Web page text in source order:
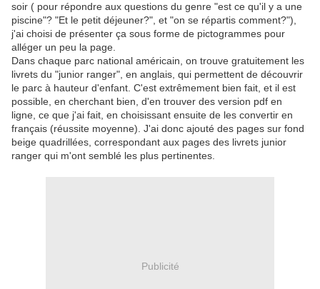
soir ( pour répondre aux questions du genre "est ce qu'il y a une
piscine"? "Et le petit déjeuner?", et "on se répartis comment?"),
j'ai choisi de présenter ça sous forme de pictogrammes pour
alléger un peu la page.
Dans chaque parc national américain, on trouve gratuitement les
livrets du "junior ranger", en anglais, qui permettent de découvrir
le parc à hauteur d'enfant. C'est extrêmement bien fait, et il est
possible, en cherchant bien, d'en trouver des version pdf en
ligne, ce que j'ai fait, en choisissant ensuite de les convertir en
français (réussite moyenne). J'ai donc ajouté des pages sur fond
beige quadrillées, correspondant aux pages des livrets junior
ranger qui m'ont semblé les plus pertinentes.
Publicité